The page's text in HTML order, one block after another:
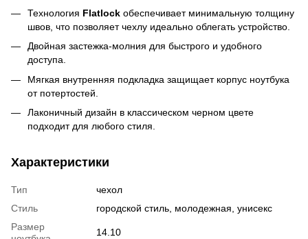
Технология Flatlock обеспечивает минимальную толщину
швов, что позволяет чехлу идеально облегать устройство.
Двойная застежка-молния для быстрого и удобного
доступа.
Мягкая внутренняя подкладка защищает корпус ноутбука
от потертостей.
Лаконичный дизайн в классическом черном цвете
подходит для любого стиля.
Характеристики
Тип
чехол
Стиль
городской стиль, молодежная, унисекс
Размер
14.10